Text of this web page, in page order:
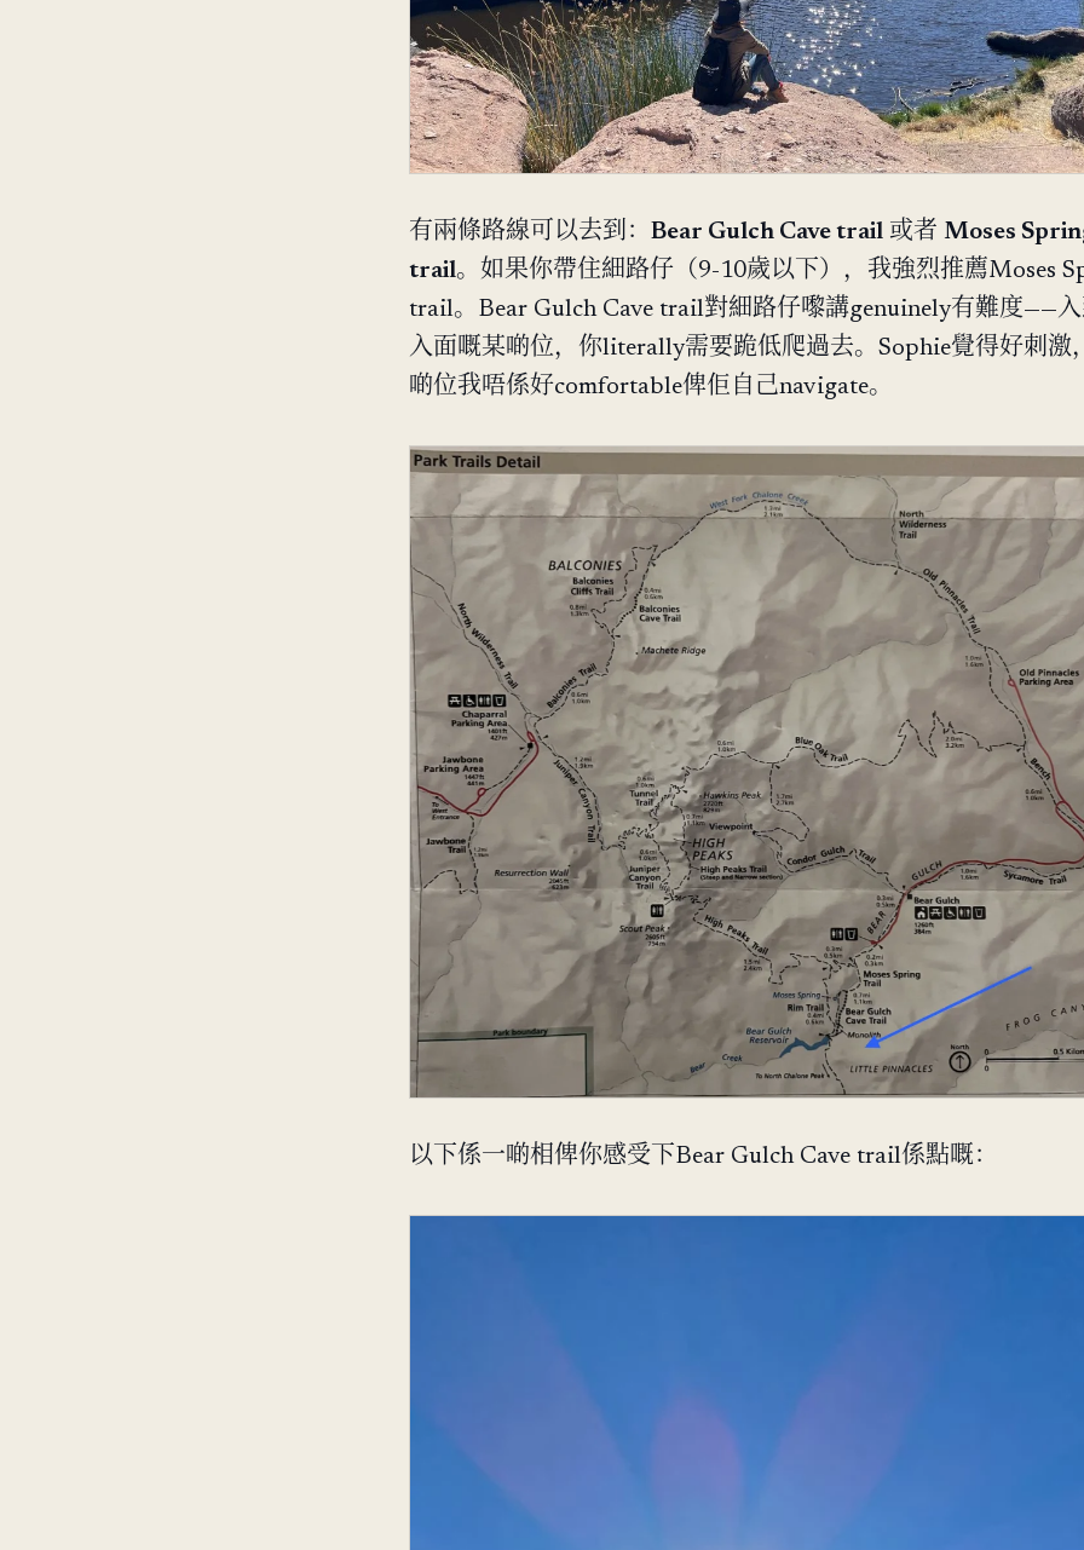
有兩條路線可以去到： Bear Gulch Cave trail 或者 Moses
trail。如果你帶住細路仔（9-10歲以下），我強烈推薦Moses
trail。Bear Gulch Cave trail對細路仔嚟講genuinely有難度——入
入面嘅某啲位，你literally需要跪低爬過去。Sophie覺得好刺激
啲位我唔係好comfortable俾佢自己navigate。
以下係一啲相俾你感受下Bear Gulch Cave trail係點嘅：